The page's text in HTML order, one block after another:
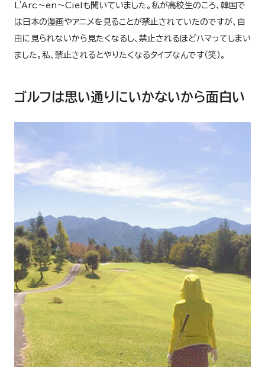
L'Arc～en～Cielも聞いていました。私が高校生のころ、韓国で
は日本の漫画やアニメを見ることが禁止されていたのですが、自
由に見られないから見たくなるし、禁止されるほどハマってしまい
ました。私、禁止されるとやりたくなるタイプなんです（笑）。
ゴルフは思い通りにいかないから面白い